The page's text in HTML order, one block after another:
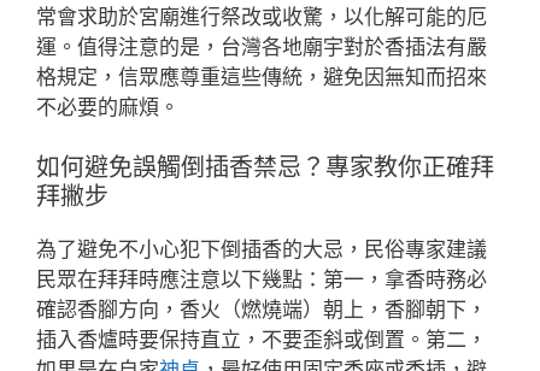
常會求助於宮廟進行祭改或收驚，以化解可能的厄
運。值得注意的是，台灣各地廟宇對於香插法有嚴
格規定，信眾應尊重這些傳統，避免因無知而招來
不必要的麻煩。
如何避免誤觸倒插香禁忌？專家教你正確拜
拜撇步
為了避免不小心犯下倒插香的大忌，民俗專家建議
民眾在拜拜時應注意以下幾點：第一，拿香時務必
確認香腳方向，香火（燃燒端）朝上，香腳朝下，
插入香爐時要保持直立，不要歪斜或倒置。第二，